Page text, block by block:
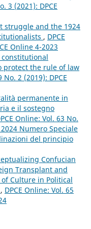
3 (2021): DPCE
struggle and the 1924
, DPCE
Online 4-2023
protect the rule of law
No. 2 (2019): DPCE
permanente in
e il sostegno
Online: Vol. 63 No.
2024 Numero Speciale
del principio
Confucian
Transplant and
Culture in Political
, DPCE Online: Vol. 65